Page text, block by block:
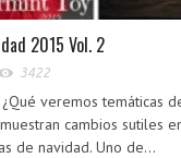
2015 Vol. 2
3422
veremos temáticas
cambios sutiles
de navidad. Uno de...